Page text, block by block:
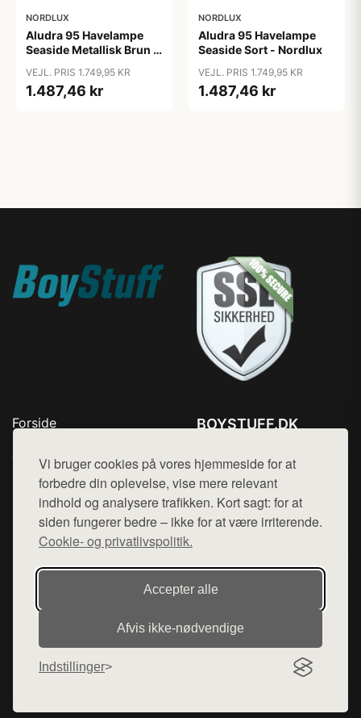
Vi bruger cookies på vores hjemmeside for at
forbedre din oplevelse, vise mere relevant
indhold og analysere trafikken. Kort sagt: for at
siden fungerer bedre – ikke for at være irriterende.
Cookie- og privatlivspolitik.
Accepter alle
Afvis ikke‑nødvendige
Indstillinger
NORDLUX
Aludra 95 Havelampe
Seaside Metallisk Brun -
VEJL. PRIS 1.749,95 KR
1.487,46 kr
NORDLUX
Aludra 95 Havelampe
Seaside Sort - Nordlux
VEJL. PRIS 1.749,95 KR
1.487,46 kr
Forside
Top Rabatter
Kontakt
BOYSTUFF.DK
Mail: hej@want.dk
Cookie- og privatlivspolitik
Denne side er en del af want.dk, der udgiver en række
hjemmesider med præsentation af forskellige produkter fra
diverse webshops. Der sælges ikke varer fra denne side - vi
henviser til de shops, som sælger varen. Vi har heller ikke
varerne på lager.